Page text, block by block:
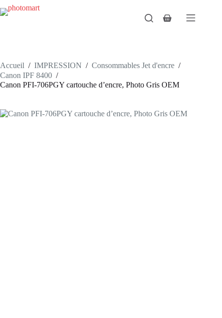
Passer
au
Panier
Accueil / IMPRESSION / Consommables Jet d'encre /
Canon IPF 8400 /
Canon PFI-706PGY cartouche d’encre, Photo Gris OEM